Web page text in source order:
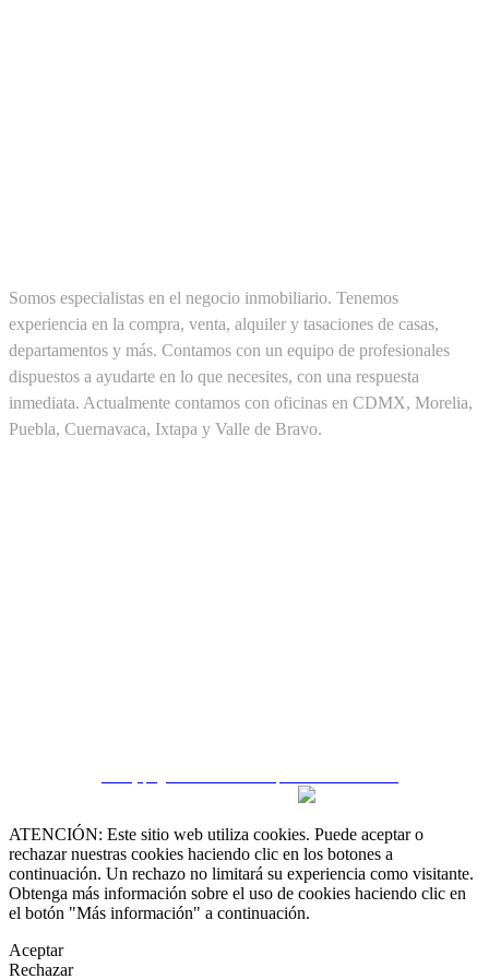
Somos especialistas en el negocio inmobiliario. Tenemos
experiencia en la compra, venta, alquiler y tasaciones de casas,
departamentos y más. Contamos con un equipo de profesionales
dispuestos a ayudarte en lo que necesites, con una respuesta
inmediata. Actualmente contamos con oficinas en CDMX, Morelia,
Puebla, Cuernavaca, Ixtapa y Valle de Bravo.
ATENCIÓN: Este sitio web utiliza cookies. Puede aceptar o
rechazar nuestras cookies haciendo clic en los botones a
continuación. Un rechazo no limitará su experiencia como visitante.
Obtenga más información sobre el uso de cookies haciendo clic en
el botón "Más información" a continuación.
Aceptar
Rechazar